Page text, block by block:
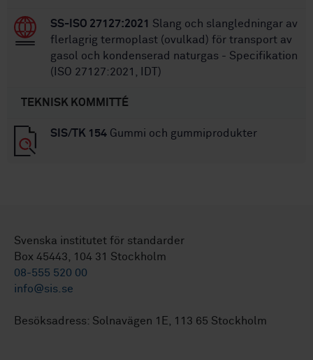
SS-ISO 27127:2021
Slang och slangledningar av
flerlagrig termoplast (ovulkad) för transport av
gasol och kondenserad naturgas - Specifikation
(ISO 27127:2021, IDT)
TEKNISK KOMMITTÉ
SIS/TK 154 Gummi och gummiprodukter
Svenska institutet för standarder
Box 45443, 104 31 Stockholm
08-555 520 00
info@sis.se
Besöksadress: Solnavägen 1E, 113 65 Stockholm